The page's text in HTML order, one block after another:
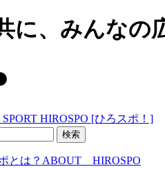
に、みんなの